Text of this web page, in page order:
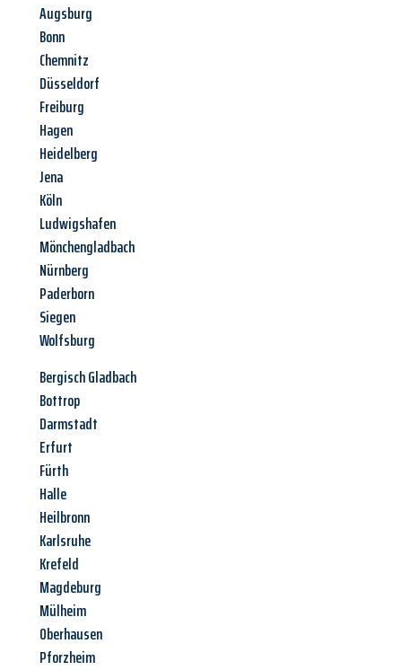
Augsburg
Bonn
Chemnitz
Düsseldorf
Freiburg
Hagen
Heidelberg
Jena
Köln
Ludwigshafen
Mönchengladbach
Nürnberg
Paderborn
Siegen
Wolfsburg
Bergisch Gladbach
Bottrop
Darmstadt
Erfurt
Fürth
Halle
Heilbronn
Karlsruhe
Krefeld
Magdeburg
Mülheim
Oberhausen
Pforzheim